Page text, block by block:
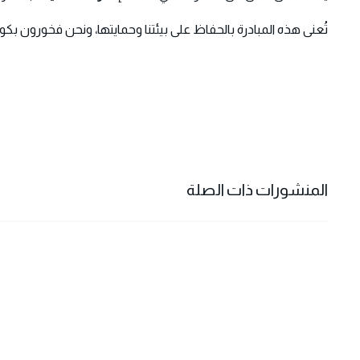
تُعنى هذه المبادرة بالحفاظ على بيئتنا وحمايتها، ونحن فخورون
المنشورات ذات الصلة